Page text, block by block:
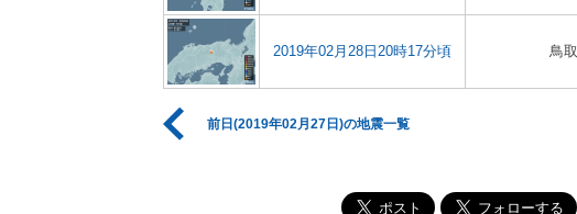
2019年02月28日20時17分頃 鳥
前日(2019年02月27日)の地震一覧